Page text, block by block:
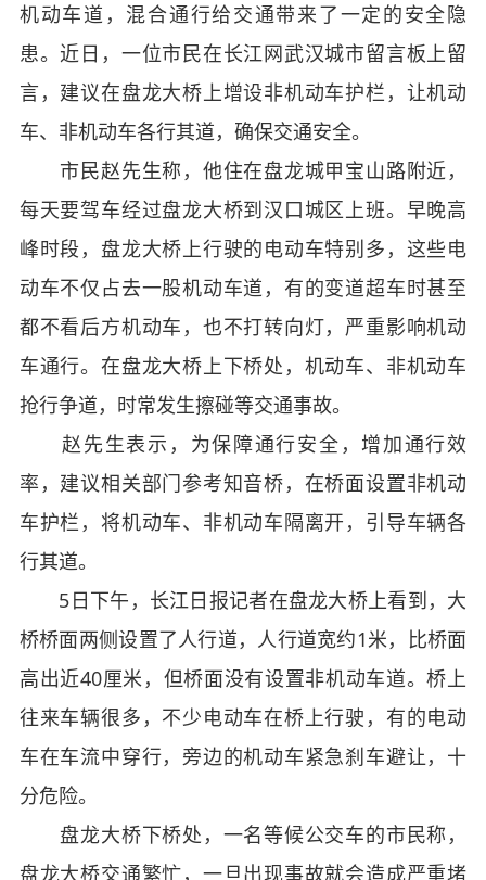
机动车道，混合通行给交通带来了一定的安全隐
患。近日，一位市民在长江网武汉城市留言板上留
言，建议在盘龙大桥上增设非机动车护栏，让机动
车、非机动车各行其道，确保交通安全。
市民赵先生称，他住在盘龙城甲宝山路附近，
每天要驾车经过盘龙大桥到汉口城区上班。早晚高
峰时段，盘龙大桥上行驶的电动车特别多，这些电
动车不仅占去一股机动车道，有的变道超车时甚至
都不看后方机动车，也不打转向灯，严重影响机动
车通行。在盘龙大桥上下桥处，机动车、非机动车
抢行争道，时常发生擦碰等交通事故。
赵先生表示，为保障通行安全，增加通行效
率，建议相关部门参考知音桥，在桥面设置非机动
车护栏，将机动车、非机动车隔离开，引导车辆各
行其道。
5日下午，长江日报记者在盘龙大桥上看到，大
桥桥面两侧设置了人行道，人行道宽约1米，比桥面
高出近40厘米，但桥面没有设置非机动车道。桥上
往来车辆很多，不少电动车在桥上行驶，有的电动
车在车流中穿行，旁边的机动车紧急刹车避让，十
分危险。
盘龙大桥下桥处，一名等候公交车的市民称，
盘龙大桥交通繁忙，一旦出现事故就会造成严重堵